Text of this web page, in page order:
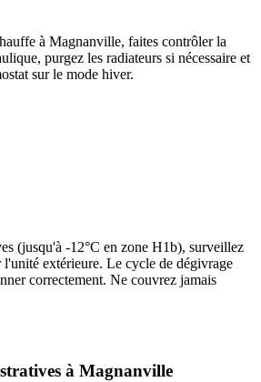
à Magnanville, faites contrôler la
purgez les radiateurs si nécessaire et
sur le mode hiver.
(jusqu'à -12°C en zone H1b), surveillez
extérieure. Le cycle de dégivrage
correctement. Ne couvrez jamais
à Magnanville